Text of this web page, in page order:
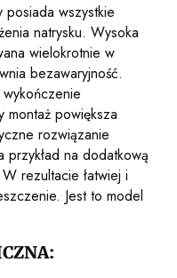
wszystkie
natrysku. Wysoka
wielokrotnie w
bezawaryjność.
montaż powiększa
rozwiązanie
przykład na dodatkową
rezultacie łatwiej i
Jest to model